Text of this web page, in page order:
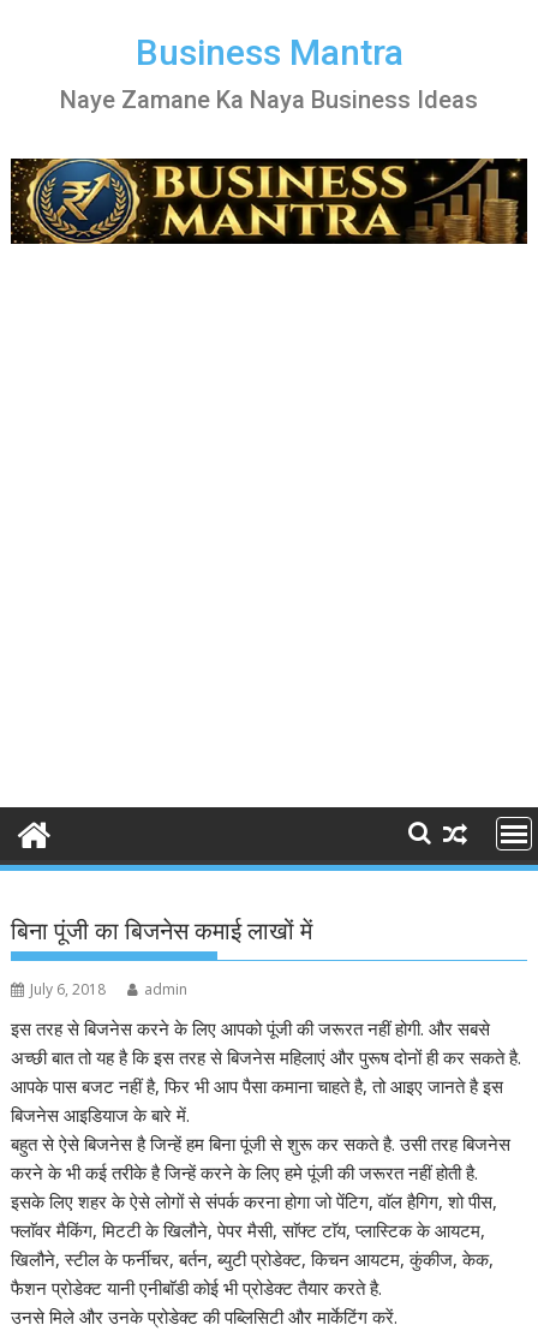
Business Mantra
Naye Zamane Ka Naya Business Ideas
बिना पूंजी का बिजनेस कमाई लाखों में
July 6, 2018 admin
इस तरह से बिजनेस करने के लिए आपको पूंजी की जरूरत नहीं होगी. और सबसे
अच्छी बात तो यह है कि इस तरह से बिजनेस महिलाएं और पुरूष दोनों ही कर सकते है.
आपके पास बजट नहीं है, फिर भी आप पैसा कमाना चाहते है, तो आइए जानते है इस
बिजनेस आइडियाज के बारे में.
बहुत से ऐसे बिजनेस है जिन्हें हम बिना पूंजी से शुरू कर सकते है. उसी तरह बिजनेस
करने के भी कई तरीके है जिन्हें करने के लिए हमे पूंजी की जरूरत नहीं होती है.
इसके लिए शहर के ऐसे लोगों से संपर्क करना होगा जो पेंटिग, वाॅल हैगिग, शो पीस,
फ्लाॅवर मैकिंग, मिटटी के खिलौने, पेपर मैसी, साॅफ्ट टाॅय, प्लास्टिक के आयटम,
खिलौने, स्टील के फर्नीचर, बर्तन, ब्युटी प्रोडेक्ट, किचन आयटम, कुंकीज, केक,
फैशन प्रोडेक्ट यानी एनीबाॅडी कोई भी प्रोडेक्ट तैयार करते है.
उनसे मिले और उनके प्रोडेक्ट की पब्लिसिटी और मार्केटिंग करें.